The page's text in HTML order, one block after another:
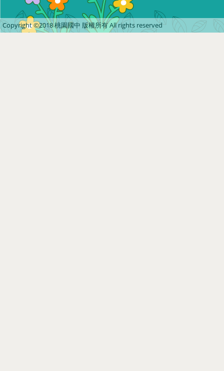
Copyright ©2018 桃園國中 版權所有 All rights reserved